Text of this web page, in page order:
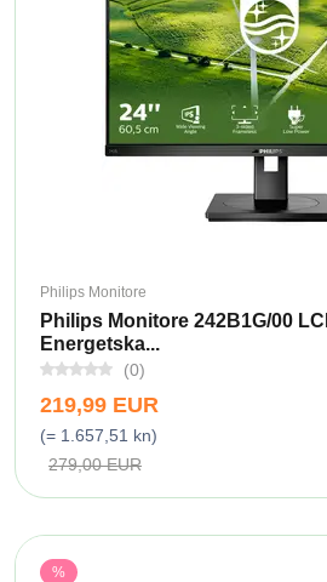
Philips Monitore
Philips Monitore 242B1G/00
Energetska...
(0)
219,99 EUR
(= 1.657,51 kn)
279,00 EUR
%